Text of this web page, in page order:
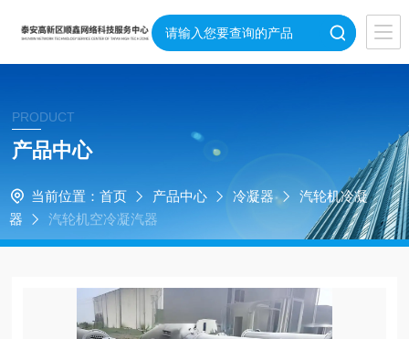
PRODUCT
产品中心
当前位置： 首页 产品中心 冷凝器
汽轮机冷凝
器
汽轮机空冷凝汽器